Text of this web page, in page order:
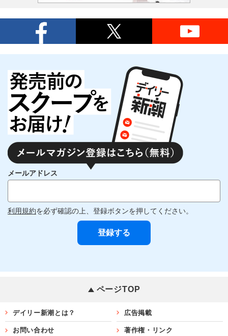
メールアドレス
利用規約を必ず確認の上、登録ボタンを押してください。
ページTOP
デイリー新潮とは？ 広告掲載
お問い合わせ 著作権・リンク